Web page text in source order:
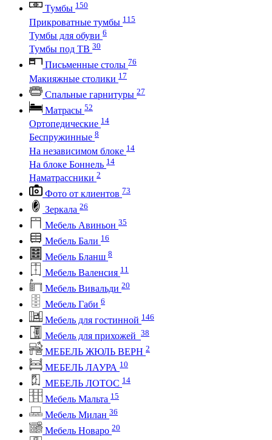
Тумбы 150
Прикроватные тумбы 115
Тумбы для обуви 6
Тумбы под ТВ 30
Письменные столы 76
Макияжные столики 17
Спальные гарнитуры 27
Матрасы 52
Ортопедические 14
Беспружинные 8
На независимом блоке 14
На блоке Боннель 14
Наматрассники 2
Фото от клиентов 73
Зеркала 26
Мебель Авиньон 35
Мебель Бали 16
Мебель Бланш 8
Мебель Валенсия 11
Мебель Вивальди 20
Мебель Габи 6
Мебель для гостинной 146
Мебель для прихожей 38
МЕБЕЛЬ ЖЮЛЬ ВЕРН 2
МЕБЕЛЬ ЛАУРА 10
МЕБЕЛЬ ЛОТОС 14
Мебель Мальта 15
Мебель Милан 36
Мебель Новаро 20